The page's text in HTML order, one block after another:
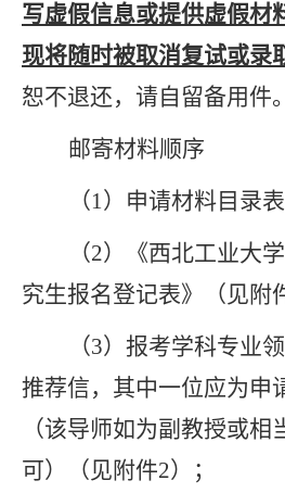
写虚假信息或提供虚假材
现将随时被取消复试或录
恕不退还，请自留备用件。
邮寄材料顺序
（1）申请材料目录
（2）《西北工业大
究生报名登记表》（见附
（3） 报考学科专业
推荐信， 其中一位应为申
（该导师如为副教授或
可）
（见附件2）
；